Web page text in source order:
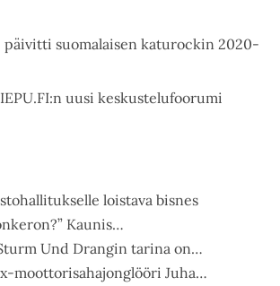
päivitti suomalaisen katurockin 2020-
uusi keskustelufoorumi
loistava bisnes
Kaunis…
Und Drangin tarina on…
moottorisahajonglööri Juha…